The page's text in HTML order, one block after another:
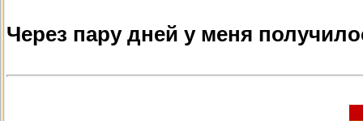
Через пару дней у меня